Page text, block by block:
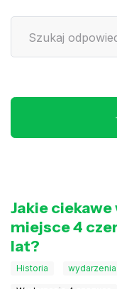
Jakie
miejsce 4
lat?
Historia wydarzenia